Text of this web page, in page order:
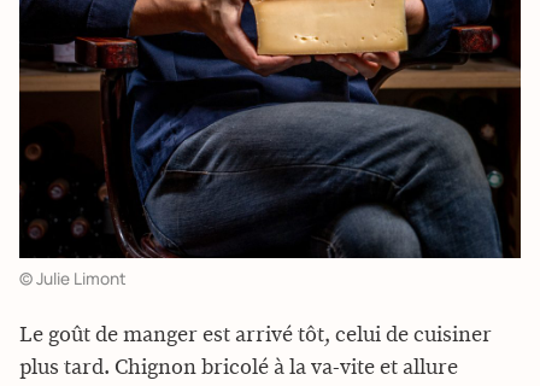
© Julie Limont
Le goût de manger est arrivé tôt, celui de cuisiner
plus tard. Chignon bricolé à la va-vite et allure